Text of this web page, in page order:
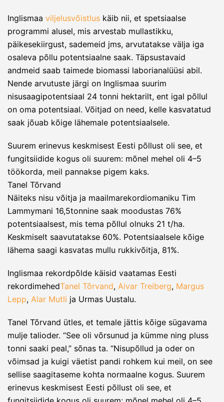
Inglismaa viljelusvõistlus käib nii, et spetsiaalse
programmi alusel, mis arvestab mullastikku,
päikesekiirgust, sademeid jms, arvutatakse välja iga
osaleva põllu potentsiaalne saak. Täpsustavaid
andmeid saab taimede biomassi laborianalüüsi abil.
Nende arvutuste järgi on Inglismaa suurim
nisusaagipotentsiaal 24 tonni hektarilt, ent igal põllul
on oma potentsiaal. Võitjad on need, kelle kasvatatud
saak jõuab kõige lähemale potentsiaalsele.
Suurem erinevus keskmisest Eesti põllust oli see, et
fungitsiidide kogus oli suurem: mõnel mehel oli 4–5
töökorda, meil pannakse pigem kaks.
Tanel Tõrvand
Näiteks nisu võitja ja maailmarekordiomaniku Tim
Lammymani 16,5tonnine saak moodustas 76%
potentsiaalsest, mis tema põllul olnuks 21 t/ha.
Keskmiselt saavutatakse 60%. Potentsiaalsele kõige
lähema saagi kasvatas mullu rukkivõitja, 81%.
Inglismaa rekordpõlde käisid vaatamas Eesti
rekordimehedTanel Tõrvand, Aivar Treiberg, Margus
Lepp, Alar Mutli ja Urmas Uustalu.
Tanel Tõrvand ütles, et temale jättis kõige sügavama
mulje talioder. “See oli võrsunud ja kümme ning pluss
tonni saaki peal,” sõnas ta. “Nisupõllud ja oder on
võimsad ja kuigi väetist pandi rohkem kui meil, on see
sellise saagitaseme kohta normaalne kogus. Suurem
erinevus keskmisest Eesti põllust oli see, et